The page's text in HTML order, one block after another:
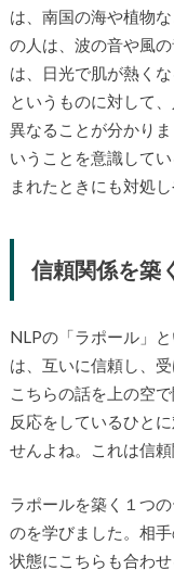
は、南国の海や植物
の人は、波の音や風
は、日光で肌が熱く
というものに対して
異なることが分かり
いうことを意識して
まれたときにも対処
信頼関係を築
NLPの「ラポール」
は、互いに信頼し、
こちらの話を上の空
反応をしているひと
せんよね。これは信
ラポールを築く１つ
のを学びました。相
状態にこちらも合わ